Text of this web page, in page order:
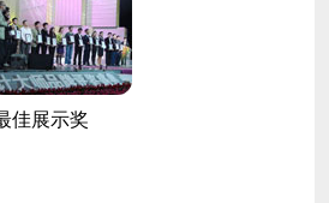
佳展示奖